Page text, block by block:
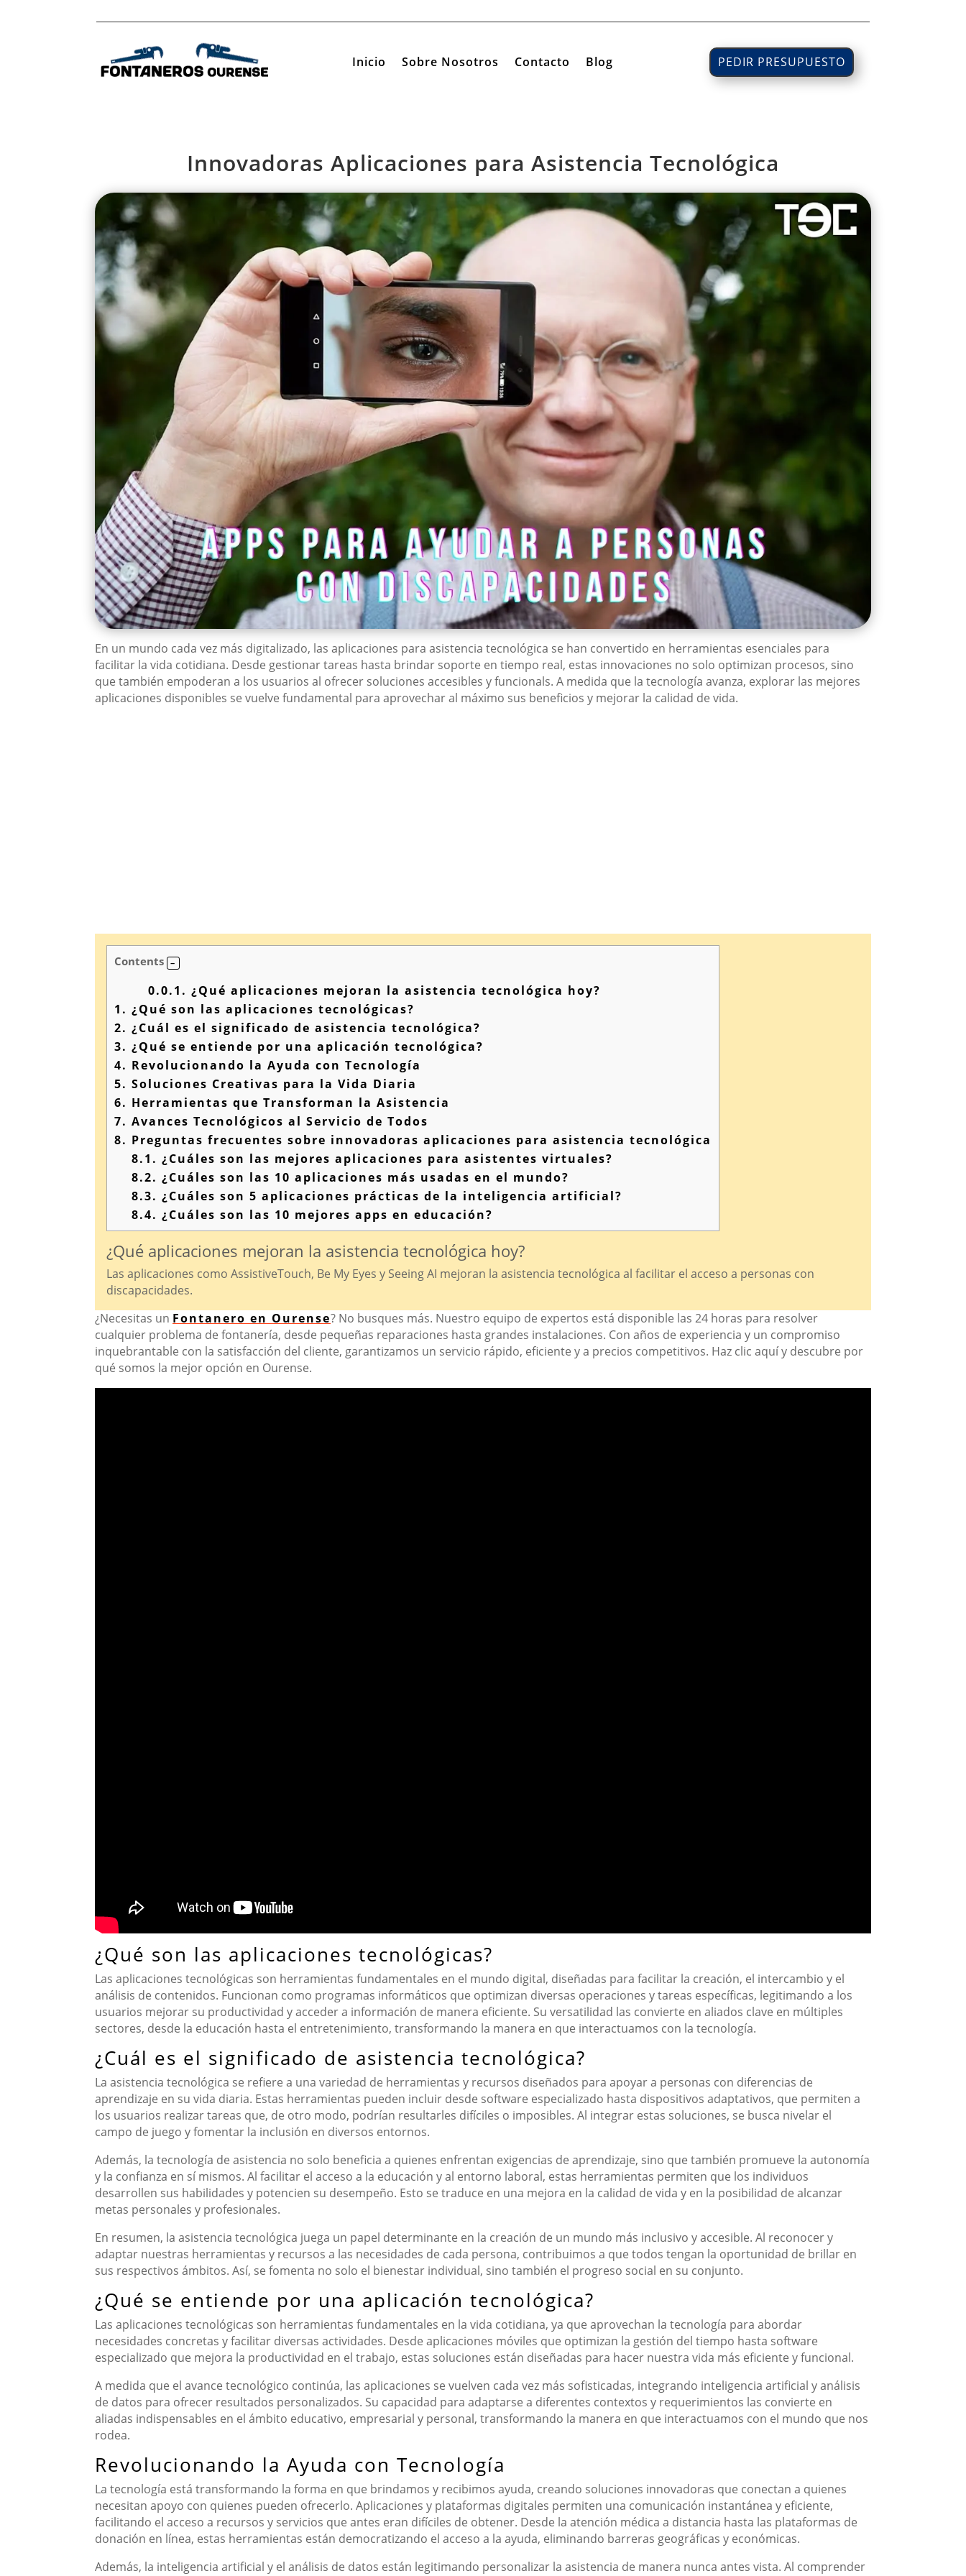
Inicio Sobre Nosotros Contacto Blog PEDIR PRESUPUESTO
Innovadoras Aplicaciones para Asistencia Tecnológica
En un mundo cada vez más digitalizado, las aplicaciones para asistencia tecnológica se han convertido en herramientas esenciales para
facilitar la vida cotidiana. Desde gestionar tareas hasta brindar soporte en tiempo real, estas innovaciones no solo optimizan procesos, sino
que también empoderan a los usuarios al ofrecer soluciones accesibles y funcionals. A medida que la tecnología avanza, explorar las mejores
aplicaciones disponibles se vuelve fundamental para aprovechar al máximo sus beneficios y mejorar la calidad de vida.
Contents
0.0.1. ¿Qué aplicaciones mejoran la asistencia tecnológica hoy?
1. ¿Qué son las aplicaciones tecnológicas?
2. ¿Cuál es el significado de asistencia tecnológica?
3. ¿Qué se entiende por una aplicación tecnológica?
4. Revolucionando la Ayuda con Tecnología
5. Soluciones Creativas para la Vida Diaria
6. Herramientas que Transforman la Asistencia
7. Avances Tecnológicos al Servicio de Todos
8. Preguntas frecuentes sobre innovadoras aplicaciones para asistencia tecnológica
8.1. ¿Cuáles son las mejores aplicaciones para asistentes virtuales?
8.2. ¿Cuáles son las 10 aplicaciones más usadas en el mundo?
8.3. ¿Cuáles son 5 aplicaciones prácticas de la inteligencia artificial?
8.4. ¿Cuáles son las 10 mejores apps en educación?
¿Qué aplicaciones mejoran la asistencia tecnológica hoy?
Las aplicaciones como AssistiveTouch, Be My Eyes y Seeing AI mejoran la asistencia tecnológica al facilitar el acceso a personas con
discapacidades.
¿Necesitas un Fontanero en Ourense? No busques más. Nuestro equipo de expertos está disponible las 24 horas para resolver
cualquier problema de fontanería, desde pequeñas reparaciones hasta grandes instalaciones. Con años de experiencia y un compromiso
inquebrantable con la satisfacción del cliente, garantizamos un servicio rápido, eficiente y a precios competitivos. Haz clic aquí y descubre por
qué somos la mejor opción en Ourense.
¿Qué son las aplicaciones tecnológicas?
Las aplicaciones tecnológicas son herramientas fundamentales en el mundo digital, diseñadas para facilitar la creación, el intercambio y el
análisis de contenidos. Funcionan como programas informáticos que optimizan diversas operaciones y tareas específicas, legitimando a los
usuarios mejorar su productividad y acceder a información de manera eficiente. Su versatilidad las convierte en aliados clave en múltiples
sectores, desde la educación hasta el entretenimiento, transformando la manera en que interactuamos con la tecnología.
¿Cuál es el significado de asistencia tecnológica?
La asistencia tecnológica se refiere a una variedad de herramientas y recursos diseñados para apoyar a personas con diferencias de
aprendizaje en su vida diaria. Estas herramientas pueden incluir desde software especializado hasta dispositivos adaptativos, que permiten a
los usuarios realizar tareas que, de otro modo, podrían resultarles difíciles o imposibles. Al integrar estas soluciones, se busca nivelar el
campo de juego y fomentar la inclusión en diversos entornos.
Además, la tecnología de asistencia no solo beneficia a quienes enfrentan exigencias de aprendizaje, sino que también promueve la autonomía
y la confianza en sí mismos. Al facilitar el acceso a la educación y al entorno laboral, estas herramientas permiten que los individuos
desarrollen sus habilidades y potencien su desempeño. Esto se traduce en una mejora en la calidad de vida y en la posibilidad de alcanzar
metas personales y profesionales.
En resumen, la asistencia tecnológica juega un papel determinante en la creación de un mundo más inclusivo y accesible. Al reconocer y
adaptar nuestras herramientas y recursos a las necesidades de cada persona, contribuimos a que todos tengan la oportunidad de brillar en
sus respectivos ámbitos. Así, se fomenta no solo el bienestar individual, sino también el progreso social en su conjunto.
¿Qué se entiende por una aplicación tecnológica?
Las aplicaciones tecnológicas son herramientas fundamentales en la vida cotidiana, ya que aprovechan la tecnología para abordar
necesidades concretas y facilitar diversas actividades. Desde aplicaciones móviles que optimizan la gestión del tiempo hasta software
especializado que mejora la productividad en el trabajo, estas soluciones están diseñadas para hacer nuestra vida más eficiente y funcional.
A medida que el avance tecnológico continúa, las aplicaciones se vuelven cada vez más sofisticadas, integrando inteligencia artificial y análisis
de datos para ofrecer resultados personalizados. Su capacidad para adaptarse a diferentes contextos y requerimientos las convierte en
aliadas indispensables en el ámbito educativo, empresarial y personal, transformando la manera en que interactuamos con el mundo que nos
rodea.
Revolucionando la Ayuda con Tecnología
La tecnología está transformando la forma en que brindamos y recibimos ayuda, creando soluciones innovadoras que conectan a quienes
necesitan apoyo con quienes pueden ofrecerlo. Aplicaciones y plataformas digitales permiten una comunicación instantánea y eficiente,
facilitando el acceso a recursos y servicios que antes eran difíciles de obtener. Desde la atención médica a distancia hasta las plataformas de
donación en línea, estas herramientas están democratizando el acceso a la ayuda, eliminando barreras geográficas y económicas.
Además, la inteligencia artificial y el análisis de datos están legitimando personalizar la asistencia de manera nunca antes vista. Al comprender